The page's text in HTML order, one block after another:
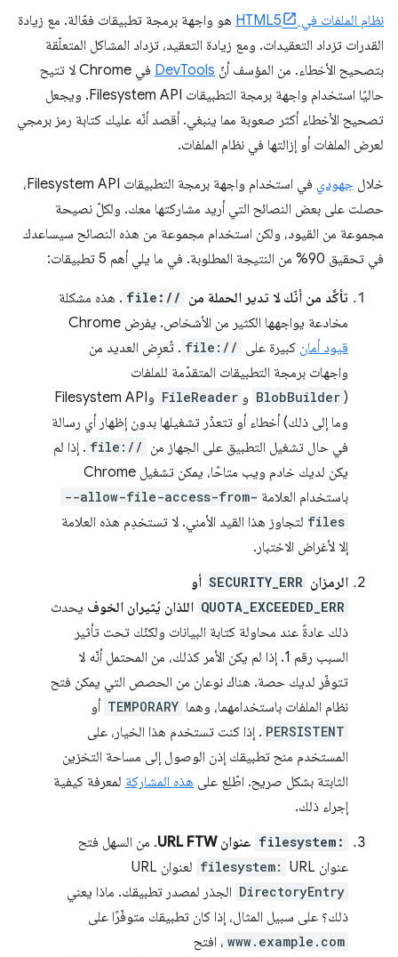
نظام الملفات في HTML5
هو واجهة برمجة تطبيقات فعّالة. مع زيادة
القدرات تزداد التعقيدات. ومع زيادة التعقيد، تزداد المشاكل المتعلّقة
بتصحيح الأخطاء. من المؤسف أنّ DevTools
في Chrome لا تتيح
حاليًا استخدام واجهة برمجة التطبيقات Filesystem API. ويجعل
تصحيح الأخطاء أكثر صعوبة مما ينبغي. أقصد أنّه عليك كتابة رمز برمجي
لعرض الملفات أو إزالتها في نظام الملفات.
خلال جهودي
في استخدام واجهة برمجة التطبيقات Filesystem API،
حصلت على بعض النصائح التي أريد مشاركتها معك. ولكلّ نصيحة
مجموعة من القيود، ولكن استخدام مجموعة من هذه النصائح سيساعدك
في تحقيق 90% من النتيجة المطلوبة. في ما يلي أهم 5 تطبيقات:
تأكَّد من أنّك لا تدير الحملة من file:// . هذه مشكلة
مخادعة يواجهها الكثير من الأشخاص. يفرض Chrome
قيود أمان كبيرة على file:// . تُعرِض العديد من
واجهات برمجة التطبيقات المتقدّمة للملفات
(
BlobBuilder و FileReader
وFilesystem API
وما إلى ذلك) أخطاء أو تتعذّر تشغيلها بدون إظهار أي رسالة
في حال تشغيل التطبيق على الجهاز من file:// . إذا لم
يكن لديك خادم ويب متاحًا، يمكن تشغيل Chrome
باستخدام العلامة --allow-file-access-from-
files لتجاوز هذا القيد الأمني. لا تستخدِم هذه العلامة
إلا لأغراض الاختبار.
الرمزان SECURITY_ERR أو
QUOTA_EXCEEDED_ERR اللذان يُثيران الخوف يحدث
ذلك عادةً عند محاولة كتابة البيانات ولكنّك تحت تأثير
السبب رقم 1. إذا لم يكن الأمر كذلك، من المحتمل أنّه لا
تتوفّر لديك حصة. هناك نوعان من الحصص التي يمكن فتح
نظام الملفات باستخدامهما، وهما TEMPORARY أو
PERSISTENT . إذا كنت تستخدم هذا الخيار، على
المستخدم منح تطبيقك إذن الوصول إلى مساحة التخزين
الثابتة بشكل صريح. اطّلِع على هذه المشاركة لمعرفة كيفية
إجراء ذلك.
filesystem: عنوان URL FTW
. من السهل فتح
عنوان URL
filesystem: لعنوان URL
DirectoryEntry الجذر لمصدر تطبيقك. ماذا يعني
ذلك؟ على سبيل المثال، إذا كان تطبيقك متوفّرًا على
www.example.com ، افتح